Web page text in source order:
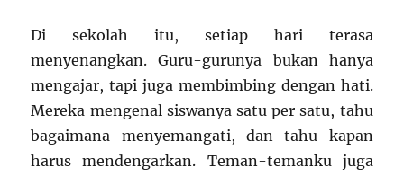
Di sekolah itu, setiap hari terasa
menyenangkan. Guru-gurunya bukan hanya
mengajar, tapi juga membimbing dengan hati.
Mereka mengenal siswanya satu per satu, tahu
bagaimana menyemangati, dan tahu kapan
harus mendengarkan. Teman-temanku juga